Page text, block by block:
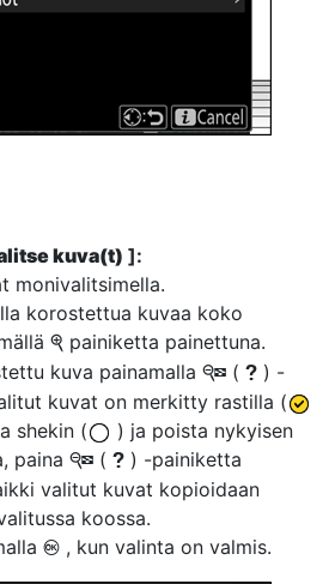
kuva(t) ]:
monivalitsimella.
korostettua kuvaa koko
X painiketta painettuna.
kuva painamalla W ( Q ) -
kuvat on merkitty rastilla (
shekin (
) ja poista nykyisen
paina W ( Q ) -painiketta
valitut kuvat kopioidaan
koossa.
J , kun valinta on valmis.